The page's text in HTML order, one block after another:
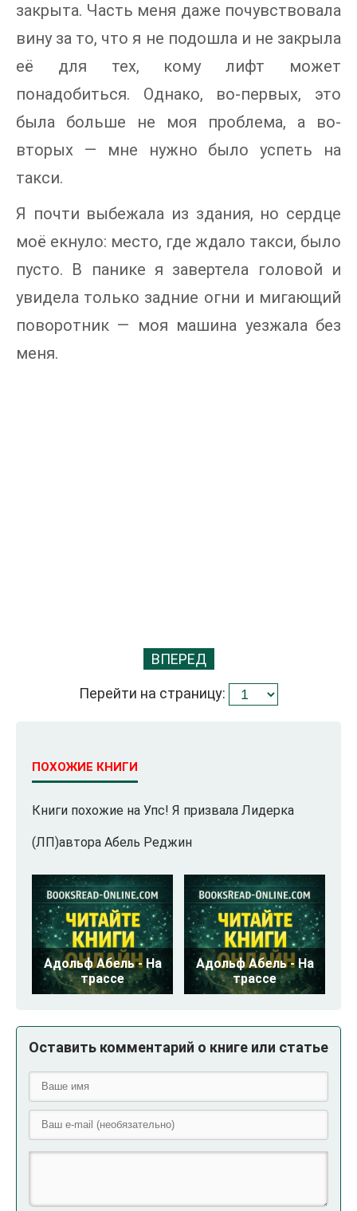
закрыта. Часть меня даже почувствовала
вину за то, что я не подошла и не закрыла
её для тех, кому лифт может
понадобиться. Однако, во-первых, это
была больше не моя проблема, а во-
вторых — мне нужно было успеть на
такси.
Я почти выбежала из здания, но сердце
моё екнуло: место, где ждало такси, было
пусто. В панике я завертела головой и
увидела только задние огни и мигающий
поворотник — моя машина уезжала без
меня.
ВПЕРЕД
Перейти на страницу:
ПОХОЖИЕ КНИГИ
Книги похожие на Упс! Я призвала Лидерка
(ЛП)автора Абель Реджин
Адольф Абель - На
трассе
Адольф Абель - На
трассе
Оставить комментарий о книге или статье